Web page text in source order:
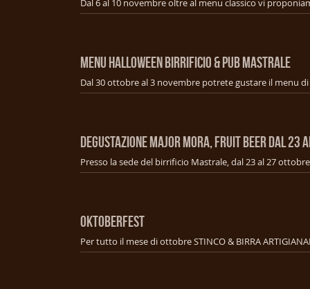
Menu Halloween Birrificio & Pub Mastrale
Degustazione Major mora, fruit beer dal 23
OKTOBERFEST
Per tutto il mese di ottobre STINCO & BIRRA